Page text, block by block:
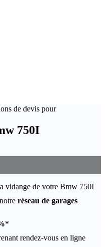
de devis pour
750I
vidange de votre Bmw 750I
réseau de garages
*
rendez-vous en ligne